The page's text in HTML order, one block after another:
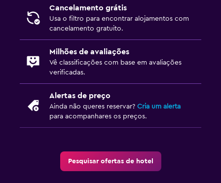
Cancelamento grátis
Usa o filtro para encontrar alojamentos com
cancelamento gratuito.
Milhões de avaliações
Vê classificações com base em avaliações
verificadas.
Alertas de preço
Ainda não queres reservar? Cria um alerta
para acompanhares os preços.
Pesquisar ofertas de hotel